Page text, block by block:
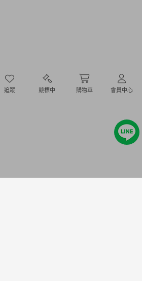
追蹤 競標中 購物車 會員中心